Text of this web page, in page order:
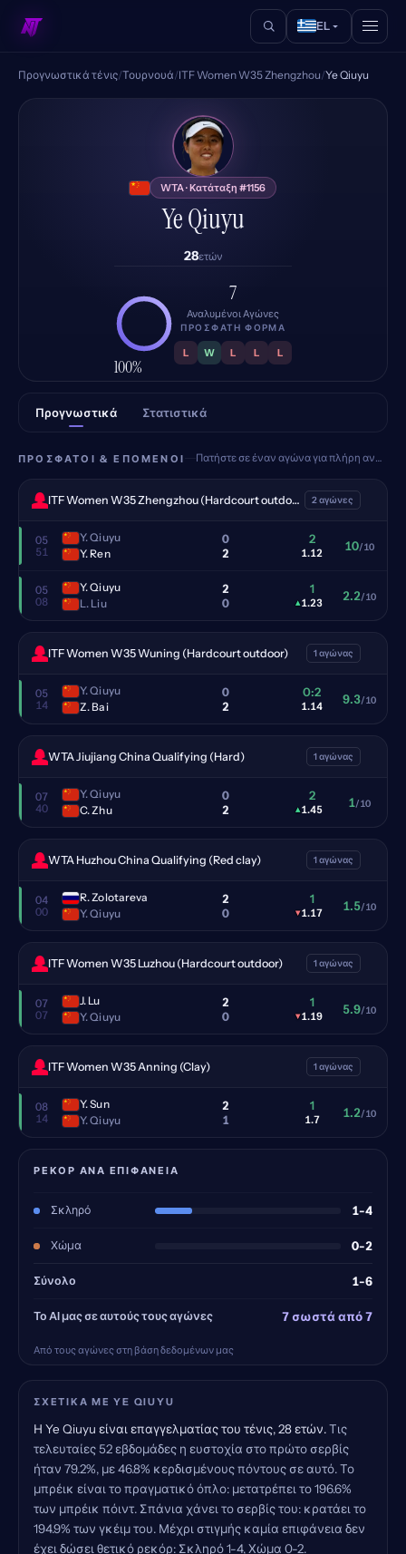
EL
Προγνωστικά τένις/Τουρνουά/ITF Women W35 Zhengzhou/Ye Qiuyu
YQ
WTA · Κατάταξη #1156
Ye Qiuyu
28ετών
100%
7
Αναλυμένοι Αγώνες
ΠΡΌΣΦΑΤΗ ΦΌΡΜΑ
L W L L L
Προγνωστικά Στατιστικά
ΠΡΌΣΦΑΤΟΙ & ΕΠΌΜΕΝΟΙ Πατήστε σε έναν αγώνα για πλήρη ανάλυση
ITF Women W35 Zhengzhou (Hardcourt outdoor) 2 αγώνες
05
51
Y. Qiuyu
Y. Ren
0
2
2
1.12 10/10
05
08
Y. Qiuyu
L. Liu
2
0
1
▴1.23 2.2/10
ITF Women W35 Wuning (Hardcourt outdoor) 1 αγώνας
05
14
Y. Qiuyu
Z. Bai
0
2
0:2
1.14 9.3/10
WTA Jiujiang China Qualifying (Hard) 1 αγώνας
07
40
Y. Qiuyu
C. Zhu
0
2
2
▴1.45 1/10
WTA Huzhou China Qualifying (Red clay) 1 αγώνας
04
00
R. Zolotareva
Y. Qiuyu
2
0
1
▾1.17 1.5/10
ITF Women W35 Luzhou (Hardcourt outdoor) 1 αγώνας
07
07
J. Lu
Y. Qiuyu
2
0
1
▾1.19 5.9/10
ITF Women W35 Anning (Clay) 1 αγώνας
08
14
Y. Sun
Y. Qiuyu
2
1
1
1.7 1.2/10
ΡΕΚΌΡ ΑΝΆ ΕΠΙΦΆΝΕΙΑ
Σκληρό 1-4
Χώμα 0-2
Σύνολο 1-6
Το AI μας σε αυτούς τους αγώνες 7 σωστά από 7
Από τους αγώνες στη βάση δεδομένων μας
ΣΧΕΤΙΚΆ ΜΕ YE QIUYU
Η Ye Qiuyu είναι επαγγελματίας του τένις, 28 ετών.Τις
τελευταίες 52 εβδομάδες η ευστοχία στο πρώτο σερβίς
ήταν 79.2%, με 46.8% κερδισμένους πόντους σε αυτό. Το
μπρέικ είναι το πραγματικό όπλο: μετατρέπει το 196.6%
των μπρέικ πόιντ. Σπάνια χάνει το σερβίς του: κρατάει το
194.9% των γκέιμ του. Μέχρι στιγμής καμία επιφάνεια δεν
έχει δώσει θετικό ρεκόρ: Σκληρό 1-4, Χώμα 0-2.